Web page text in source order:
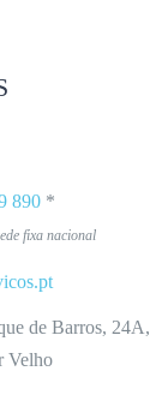
890 *
fixa nacional
de Barros, 24A,
Velho